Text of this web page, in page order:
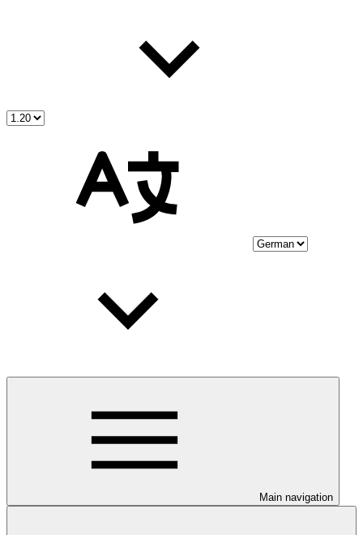
Main navigation